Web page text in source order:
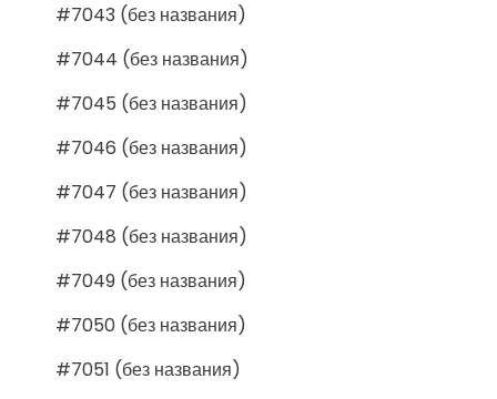
#7043 (без названия)
#7044 (без названия)
#7045 (без названия)
#7046 (без названия)
#7047 (без названия)
#7048 (без названия)
#7049 (без названия)
#7050 (без названия)
#7051 (без названия)